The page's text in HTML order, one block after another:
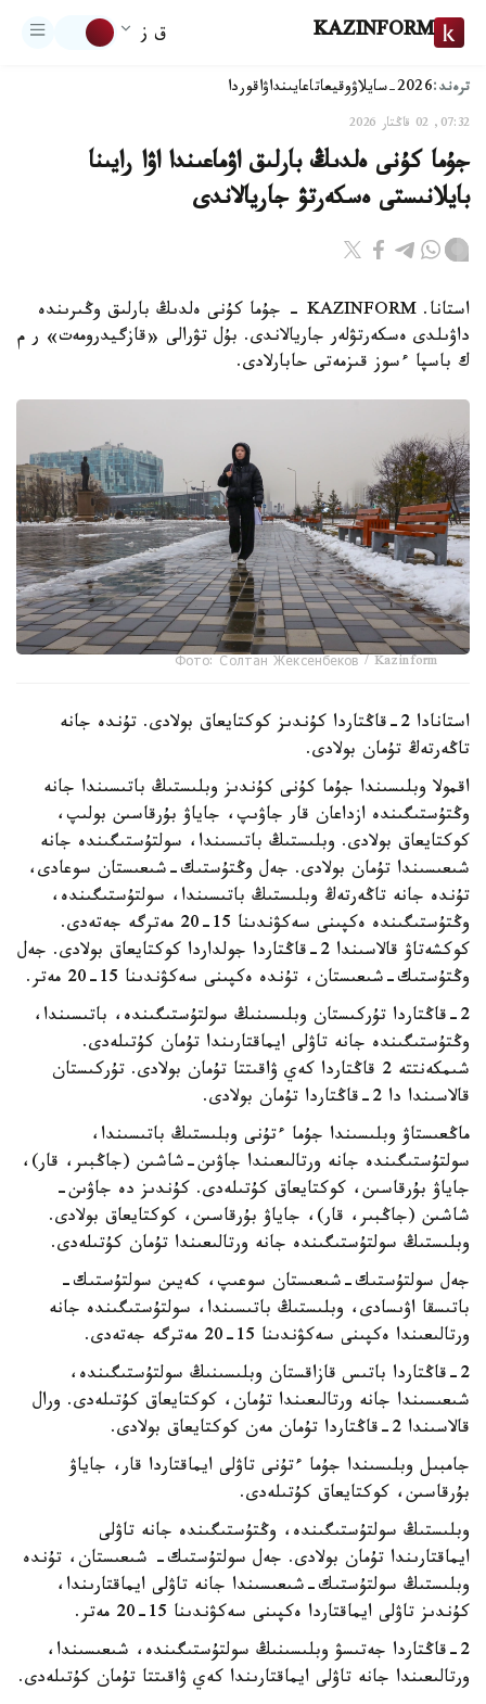
KAZINFORM ق ز
ترەند:2026-سايلاۋ وقيعاتاعايىنداۋاقوردا
07:32, 02 قاڭتار 2026
جۇما كۇنى ەلدىڭ بارلىق اۋماعىندا اۋا رايىنا
بايلانىستى ەسكەرتۋ جاريالاندى
استانا. KAZINFORM - جۇما كۇنى ەلدىڭ بارلىق وڭىرىندە
داۋىلدى ەسكەرتۋلەر جاريالاندى. بۇل تۋرالى «قازگيدرومەت» ر م
ك باسپا ءسوز قىزمەتى حابارلادى.
Фото: Солтан Жексенбеков / Kazinform
استانادا 2-قاڭتاردا كۇندىز كوكتايعاق بولادى. تۇندە جانە
تاڭەرتەڭ تۇمان بولادى.
اقمولا وبلىسىندا جۇما كۇنى كۇندىز وبلىستىڭ باتىسىندا جانە
وڭتۇستىگىندە ازداعان قار جاۋىپ، جاياۋ بۇرقاسىن بولىپ،
كوكتايعاق بولادى. وبلىستىڭ باتىسىندا، سولتۇستىگىندە جانە
شىعىسىندا تۇمان بولادى. جەل وڭتۇستىك-شىعىستان سوعادى،
تۇندە جانە تاڭەرتەڭ وبلىستىڭ باتىسىندا، سولتۇستىگىندە،
وڭتۇستىگىندە ەكپىنى سەكۋندىنا 15-20 مەترگە جەتەدى.
كوكشەتاۋ قالاسىندا 2-قاڭتاردا جولداردا كوكتايعاق بولادى. جەل
وڭتۇستىك-شىعىستان، تۇندە ەكپىنى سەكۋندىنا 15-20 مەتر.
2-قاڭتاردا تۇركىستان وبلىسىنىڭ سولتۇستىگىندە، باتىسىندا،
وڭتۇستىگىندە جانە تاۋلى ايماقتارىندا تۇمان كۇتىلەدى.
شىمكەنتتە 2 قاڭتاردا كەي ۋاقىتتا تۇمان بولادى. تۇركىستان
قالاسىندا دا 2-قاڭتاردا تۇمان بولادى.
ماڭعىستاۋ وبلىسىندا جۇما ءتۇنى وبلىستىڭ باتىسىندا،
سولتۇستىگىندە جانە ورتالىعىندا جاۋىن-شاشىن (جاڭبىر، قار)،
جاياۋ بۇرقاسىن، كوكتايعاق كۇتىلەدى. كۇندىز دە جاۋىن-
شاشىن (جاڭبىر، قار)، جاياۋ بۇرقاسىن، كوكتايعاق بولادى.
وبلىستىڭ سولتۇستىگىندە جانە ورتالىعىندا تۇمان كۇتىلەدى.
جەل سولتۇستىك-شىعىستان سوعىپ، كەيىن سولتۇستىك-
باتىسقا اۋىسادى، وبلىستىڭ باتىسىندا، سولتۇستىگىندە جانە
ورتالىعىندا ەكپىنى سەكۋندىنا 15-20 مەترگە جەتەدى.
2-قاڭتاردا باتىس قازاقستان وبلىسىنىڭ سولتۇستىگىندە،
شىعىسىندا جانە ورتالىعىندا تۇمان، كوكتايعاق كۇتىلەدى. ورال
قالاسىندا 2-قاڭتاردا تۇمان مەن كوكتايعاق بولادى.
جامبىل وبلىسىندا جۇما ءتۇنى تاۋلى ايماقتاردا قار، جاياۋ
بۇرقاسىن، كوكتايعاق كۇتىلەدى.
وبلىستىڭ سولتۇستىگىندە، وڭتۇستىگىندە جانە تاۋلى
ايماقتارىندا تۇمان بولادى. جەل سولتۇستىك- شىعىستان، تۇندە
وبلىستىڭ سولتۇستىك-شىعىسىندا جانە تاۋلى ايماقتارىندا،
كۇندىز تاۋلى ايماقتاردا ەكپىنى سەكۋندىنا 15-20 مەتر.
2-قاڭتاردا جەتىسۋ وبلىسىنىڭ سولتۇستىگىندە، شىعىسىندا،
ورتالىعىندا جانە تاۋلى ايماقتارىندا كەي ۋاقىتتا تۇمان كۇتىلەدى.